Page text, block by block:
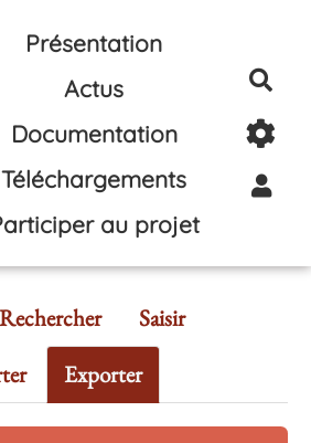
principal
Présentation
Actus
Documentation
Téléchargements
au projet
Rechercher
Saisir
Exporter